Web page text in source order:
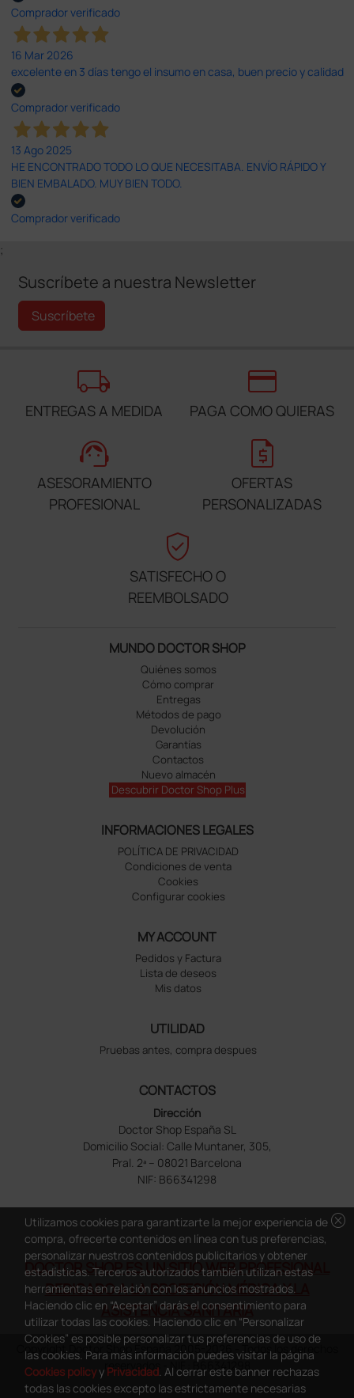
Comprador verificado
16 Mar 2026
excelente en 3 días tengo el insumo en casa, buen precio y calidad
Comprador verificado
13 Ago 2025
HE ENCONTRADO TODO LO QUE NECESITABA. ENVÍO RÁPIDO Y
BIEN EMBALADO. MUY BIEN TODO.
Comprador verificado
;
Suscríbete a nuestra Newsletter
Suscríbete
local_shipping
ENTREGAS A MEDIDA
credit_card
PAGA COMO QUIERAS
support_agent
ASESORAMIENTO
PROFESIONAL
request_quote
OFERTAS
PERSONALIZADAS
verified_user
SATISFECHO O
REEMBOLSADO
MUNDO DOCTOR SHOP
Quiénes somos
Cómo comprar
Entregas
Métodos de pago
Devolución
Garantías
Contactos
Nuevo almacén
Descubrir Doctor Shop Plus
INFORMACIONES LEGALES
POLÍTICA DE PRIVACIDAD
Condiciones de venta
Cookies
Configurar cookies
MY ACCOUNT
Pedidos y Factura
Lista de deseos
Mis datos
UTILIDAD
Pruebas antes, compra despues
CONTACTOS
Dirección
Doctor Shop España SL
Domicilio Social: Calle Muntaner, 305,
Pral. 2ª – 08021 Barcelona
NIF: B66341298
DOCTOR SHOP ES UN SITIO WEB PROFESIONAL
DEDICADO A LA PROFESIÓN MÉDICA Y LA
ASISTENCIA SANITARIA
Copyright Doctor Shop España 2005-2026 - Todos los derechos
reservados - NIF.: B66341298
cancel
Utilizamos cookies para garantizarte la mejor experiencia de
compra, ofrecerte contenidos en línea con tus preferencias,
personalizar nuestros contenidos publicitarios y obtener
estadísticas. Terceros autorizados también utilizan estas
herramientas en relación con los anuncios mostrados.
Haciendo clic en “Aceptar” darás el consentimiento para
utilizar todas las cookies. Haciendo clic en “Personalizar
Cookies” es posible personalizar tus preferencias de uso de
las cookies. Para más información puedes visitar la página
Cookies policyy Privacidad. Al cerrar este banner rechazas
todas las cookies excepto las estrictamente necesarias